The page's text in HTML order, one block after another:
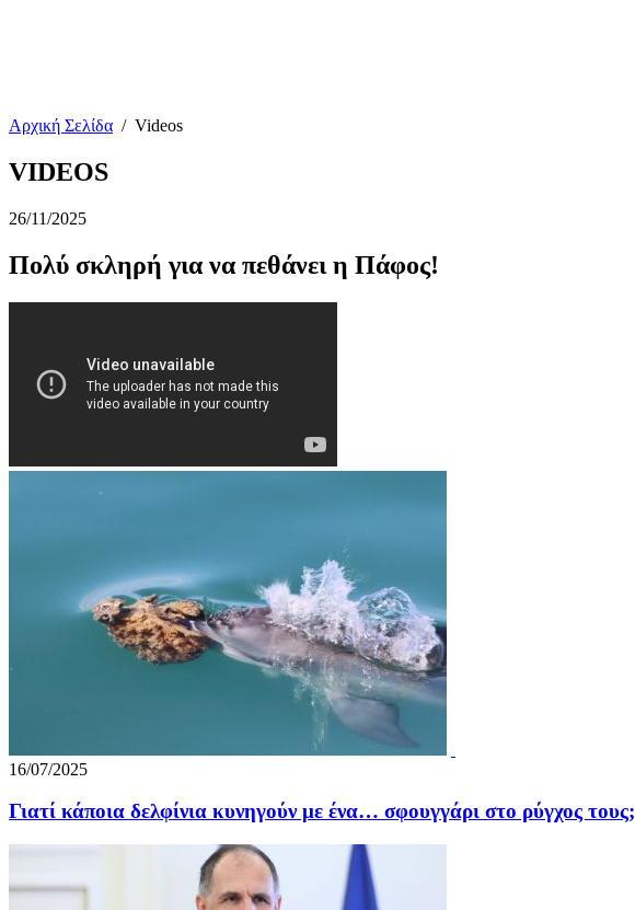
Αρχική Σελίδα / Videos
VIDEOS
26/11/2025
Πολύ σκληρή για να πεθάνει η Πάφος!
16/07/2025
Γιατί κάποια δελφίνια κυνηγούν με ένα… σφουγγάρι στο ρύγχος τους;